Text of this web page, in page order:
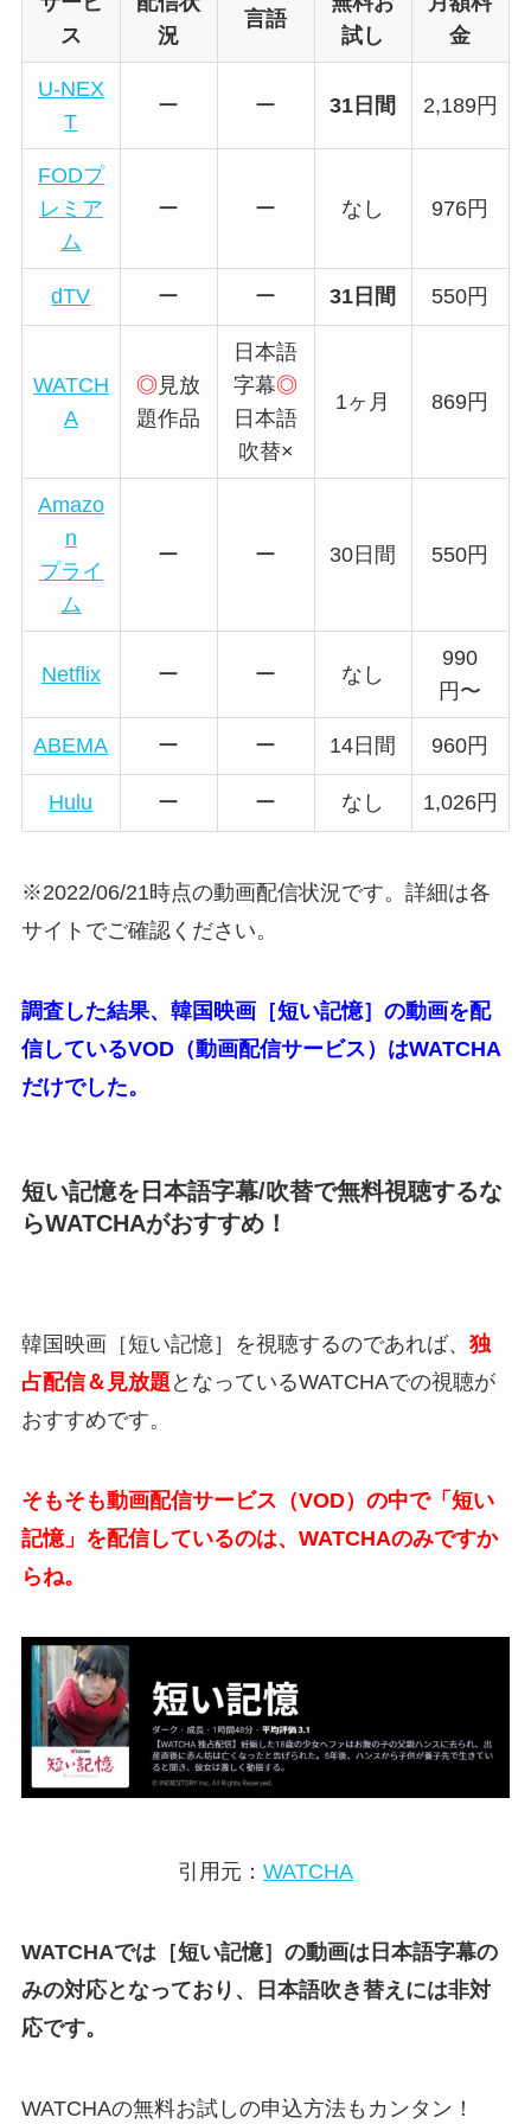
ス
況
言語
試し
金
U-NEX
T
ー ー 31日間 2,189円
FODプ
レミア
ム
ー ー なし 976円
dTV ー ー 31日間 550円
WATCH
A
◎ 見放
題作品
日本語
字幕◎
日本語
吹替×
1ヶ月 869円
Amazo
n
プライ
ム
ー ー 30日間 550円
Netflix ー ー なし
990
円〜
ABEMA ー ー 14日間 960円
Hulu ー ー なし 1,026円
※2022/06/21時点の動画配信状況です。詳細は各
サイトでご確認ください。
調査した結果、韓国映画［短い記憶］の動画を配
信しているVOD（動画配信サービス）はWATCHA
だけでした。
短い記憶を日本語字幕/吹替で無料視聴するな
らWATCHAがおすすめ！
韓国映画［短い記憶］を視聴するのであれば、 独
占配信＆ 見放題 となっているWATCHAでの視聴が
おすすめです。
そもそも動画配信サービス（VOD）の中で「短い
記憶」を配信しているのは、WATCHAのみですか
らね。
引用元： WATCHA
WATCHAでは［短い記憶］の動画は日本語字幕の
みの対応となっており、日本語吹き替えには非対
応です。
WATCHAの無料お試しの申込方法もカンタン！